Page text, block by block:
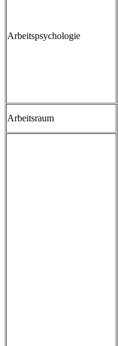
Arbeitspsychologie
Arbeitsraum